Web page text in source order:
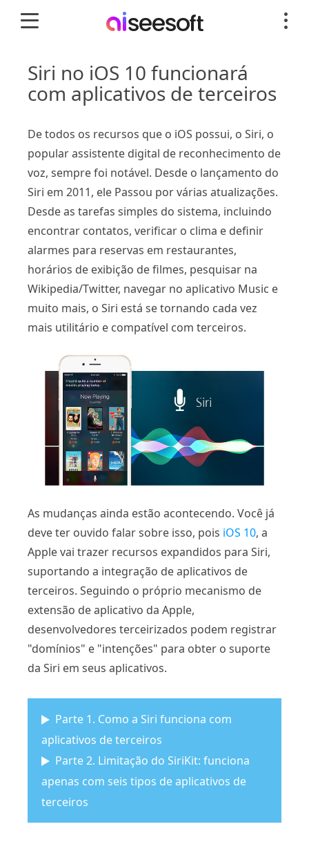
Siri no iOS 10 funcionará
com aplicativos de terceiros
De todos os recursos que o iOS possui, o Siri, o
popular assistente digital de reconhecimento de
voz, sempre foi notável. Desde o lançamento do
Siri em 2011, ele Passou por várias atualizações.
Desde as tarefas simples do sistema, incluindo
encontrar contatos, verificar o clima e definir
alarmes para reservas em restaurantes,
horários de exibição de filmes, pesquisar na
Wikipedia/Twitter, navegar no aplicativo Music e
muito mais, o Siri está se tornando cada vez
mais utilitário e compatível com terceiros.
As mudanças ainda estão acontecendo. Você já
deve ter ouvido falar sobre isso, pois iOS 10, a
Apple vai trazer recursos expandidos para Siri,
suportando a integração de aplicativos de
terceiros. Seguindo o próprio mecanismo de
extensão de aplicativo da Apple,
desenvolvedores terceirizados podem registrar
"domínios" e "intenções" para obter o suporte
da Siri em seus aplicativos.
Parte 1. Como a Siri funciona com
aplicativos de terceiros
Parte 2. Limitação do SiriKit: funciona
apenas com seis tipos de aplicativos de
terceiros